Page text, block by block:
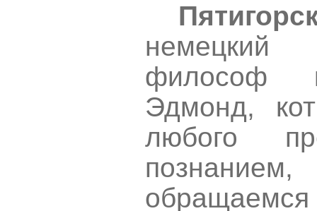
немецкий
философ
Эдмонд,
любого